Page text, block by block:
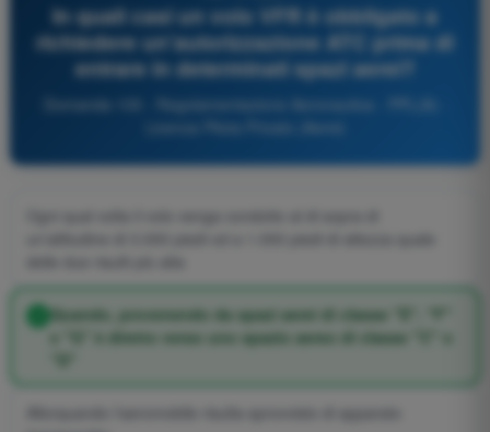
In quali casi un volo VFR è obbligato a
richiedere un'autorizzazione ATC prima di
entrare in determinati spazi aerei?
Domanda 105 - Regolamentazione Aeronautica - PPL(A) -
Quando, provenendo da spazi aerei di classe "E", "F"
e "G" è diretto verso uno spazio aereo di classe "C" o